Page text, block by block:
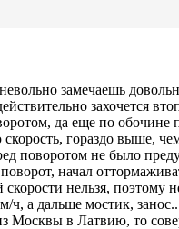
замечаешь
захочется
да еще по
гораздо выше,
поворотом не было
начал
скорости нельзя, поэтому
ч, а дальше мостик,
Москвы в Латвию, то